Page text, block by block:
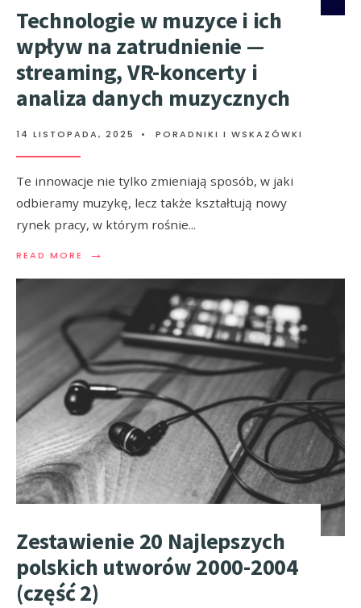
Technologie w muzyce i ich
wpływ na zatrudnienie —
streaming, VR-koncerty i
analiza danych muzycznych
14 LISTOPADA, 2025 • PORADNIKI I WSKAZÓWKI
Te innowacje nie tylko zmieniają sposób, w jaki
odbieramy muzykę, lecz także kształtują nowy
rynek pracy, w którym rośnie...
READ MORE →
Zestawienie 20 Najlepszych
polskich utworów 2000-2004
(część 2)